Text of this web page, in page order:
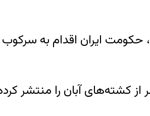
۹۸ در بیش از صد شهر، حکومت
سازمان عفو بین‌الملل تاکنون اسامی ۳۰۴